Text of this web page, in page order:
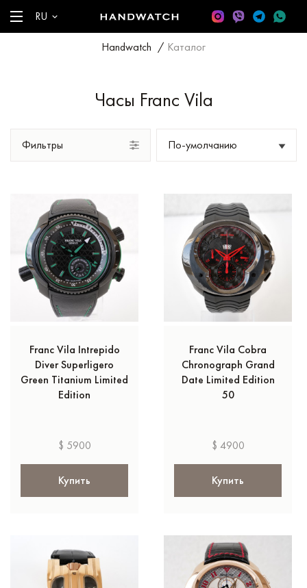
RU
Handwatch / Каталог
Часы Franc Vila
Фильтры
Franc Vila Intrepido
Diver Superligero
Green Titanium Limited
Edition
$ 5900
Купить
Franc Vila Cobra
Chronograph Grand
Date Limited Edition
50
$ 4900
Купить